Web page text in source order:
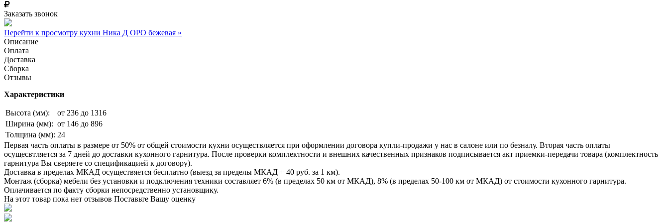
Заказать звонок
Перейти к просмотру кухни Ника Д ОРО бежевая »
Описание
Оплата
Доставка
Сборка
Отзывы
Характеристики
Высота (мм):
от 236 до 1316
Ширина (мм): от 146 до 896
Толщина (мм): 24
Первая часть оплаты в размере от 50% от общей стоимости кухни осуществляется при оформлении договора купли-продажи у нас в салоне или по безналу. Вторая часть оплаты
осущесвтляется за 7 дней до доставки кухонного гарнитура. После проверки комплектности и внешних качественных признаков подписывается акт приемки-передачи товара (комплектность
гарнитура Вы сверяете со спецификацией к договору).
Доставка в пределах МКАД осуществяется бесплатно (выезд за пределы МКАД + 40 руб. за 1 км).
Монтаж (сборка) мебели без установки и подключения техники составляет 6% (в пределах 50 км от МКАД), 8% (в пределах 50-100 км от МКАД) от стоимости кухонного гарнитура.
Оплачивается по факту сборки непосредственно установщику.
На этот товар пока нет отзывов Поставьте Вашу оценку